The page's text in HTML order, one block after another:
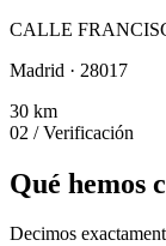
CALLE
Madrid · 28017
30 km
02 / Verificación
Qué hemos
Decimos